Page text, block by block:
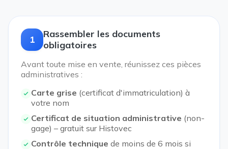
1
Rassembler les documents
obligatoires
Avant toute mise en vente, réunissez ces pièces
administratives :
Carte grise (certificat d'immatriculation) à
votre nom
Certificat de situation administrative (non-
gage) – gratuit sur Histovec
Contrôle technique de moins de 6 mois si